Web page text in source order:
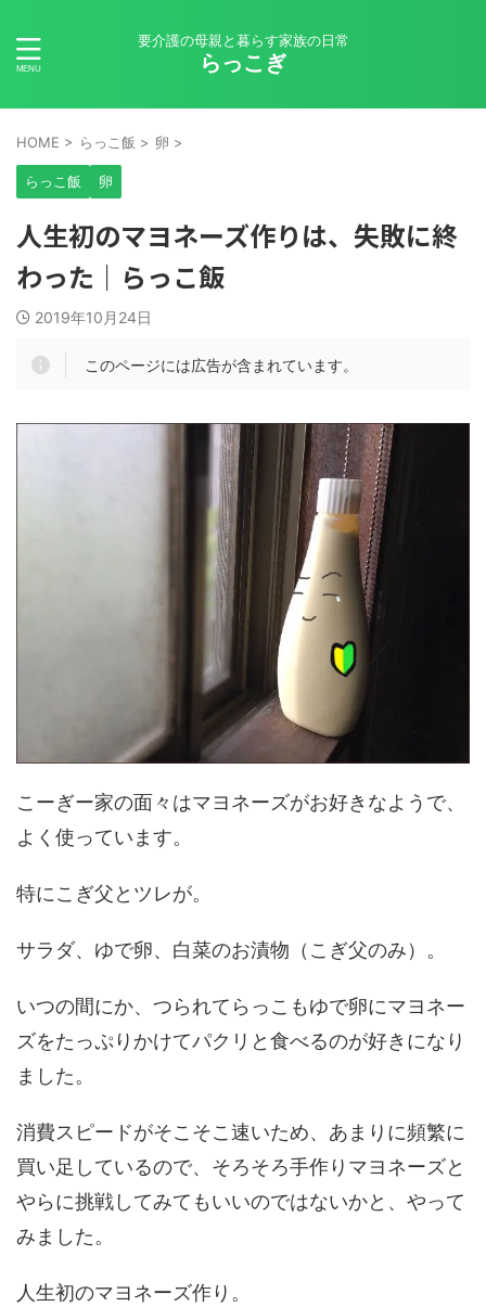
要介護の母親と暮らす家族の日常
らっこぎ
HOME > らっこ飯 > 卵 >
らっこ飯 卵
人生初のマヨネーズ作りは、失敗に終
わった｜らっこ飯
2019年10月24日
このページには広告が含まれています。
こーぎー家の面々はマヨネーズがお好きなようで、
よく使っています。
特にこぎ父とツレが。
サラダ、ゆで卵、白菜のお漬物（こぎ父のみ）。
いつの間にか、つられてらっこもゆで卵にマヨネー
ズをたっぷりかけてパクリと食べるのが好きになり
ました。
消費スピードがそこそこ速いため、あまりに頻繁に
買い足しているので、そろそろ手作りマヨネーズと
やらに挑戦してみてもいいのではないかと、やって
みました。
人生初のマヨネーズ作り。